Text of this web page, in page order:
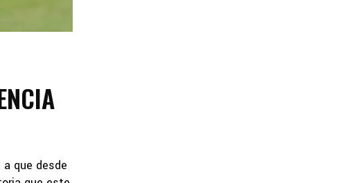
que desde